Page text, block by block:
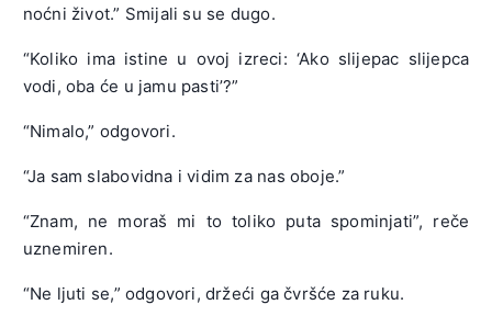
noćni život.” Smijali su se dugo.
“Koliko ima istine u ovoj izreci: ‘Ako slijepac slijepca
vodi, oba će u jamu pasti’?”
“Nimalo,” odgovori.
“Ja sam slabovidna i vidim za nas oboje.”
“Znam, ne moraš mi to toliko puta spominjati”, reče
uznemiren.
“Ne ljuti se,” odgovori, držeći ga čvršće za ruku.